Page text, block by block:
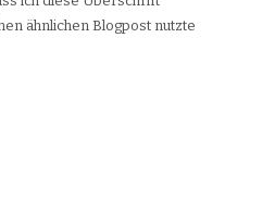
ähnlichen Blogpost nutzte